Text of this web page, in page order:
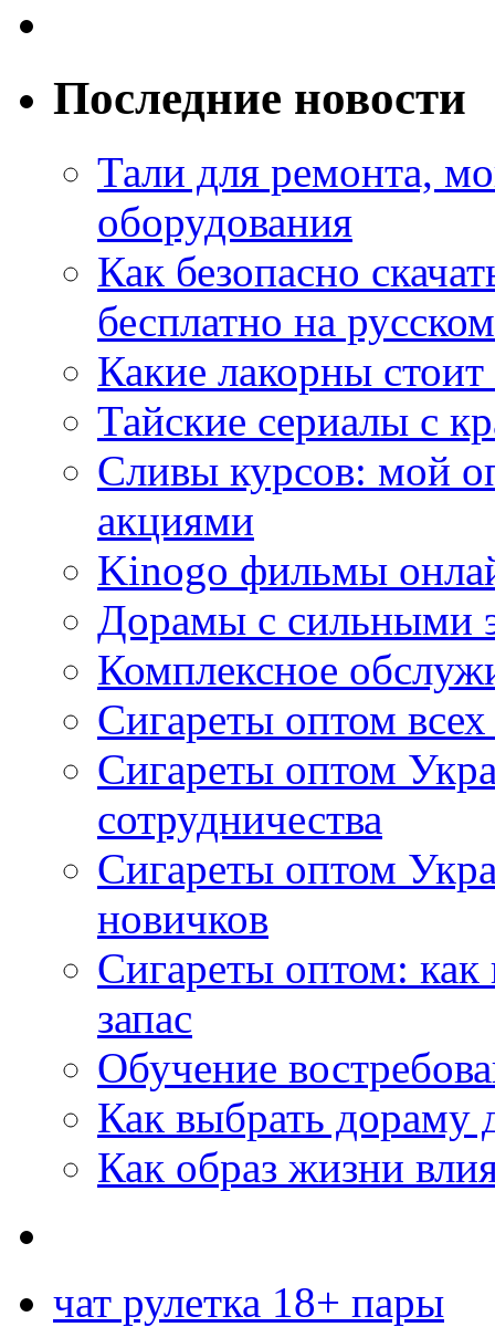
Последние новости
Тали для ремонта,
оборудования
Как безопасно
бесплатно на
Какие лакорны
Тайские сериалы с
Сливы курсов: мой
акциями
Kinogo фильмы
Дорамы с сильными
Комплексное
Сигареты оптом
Сигареты оптом
сотрудничества
Сигареты оптом
новичков
Сигареты оптом:
запас
Обучение
Как выбрать дораму
Как образ жизни
чат рулетка 18+ пары